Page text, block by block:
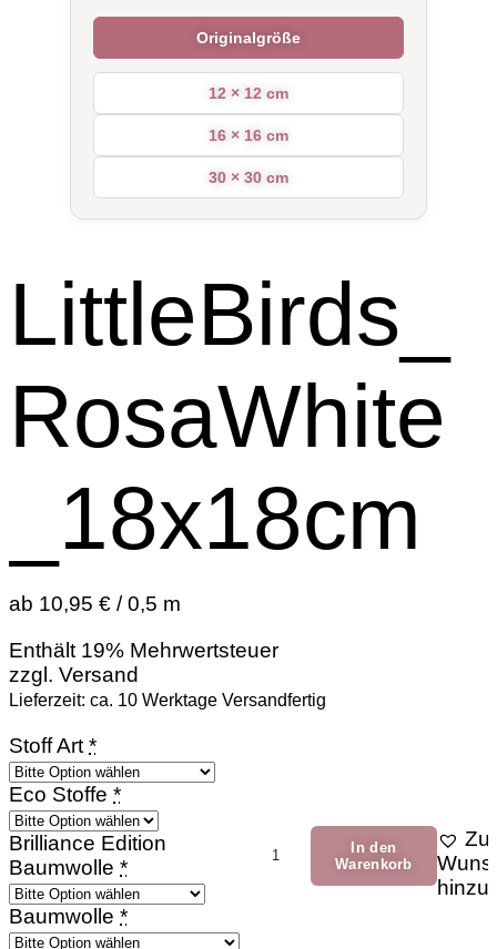
Originalgröße
12 × 12 cm
16 × 16 cm
30 × 30 cm
LittleBirds_
RosaWhite
_18x18cm
ab 10,95 € / 0,5 m
Enthält 19% Mehrwertsteuer
zzgl. Versand
Lieferzeit: ca. 10 Werktage Versandfertig
Stoff Art *
Eco Stoffe *
Brilliance Edition
Baumwolle *
Baumwolle *
Menge
In den
Warenkorb
Zur